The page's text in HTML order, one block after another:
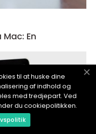
En
til at huske dine
af indhold og
med tredjepart. Ved
du cookiepolitikken.